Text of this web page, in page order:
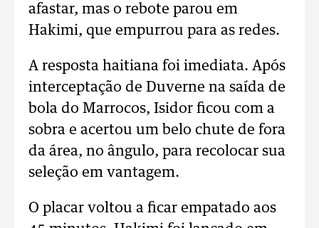
afastar, mas o rebote parou em
Hakimi, que empurrou para as redes.
A resposta haitiana foi imediata. Após
interceptação de Duverne na saída de
bola do Marrocos, Isidor ficou com a
sobra e acertou um belo chute de fora
da área, no ângulo, para recolocar sua
seleção em vantagem.
O placar voltou a ficar empatado aos